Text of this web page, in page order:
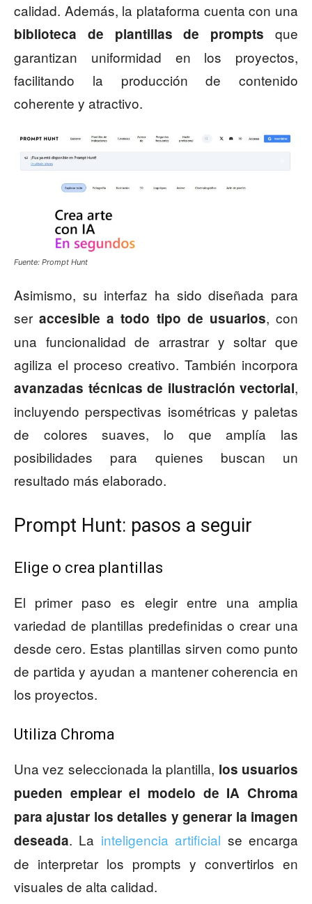
calidad. Además, la plataforma cuenta con una
biblioteca de plantillas de prompts que
garantizan uniformidad en los proyectos,
facilitando la producción de contenido
coherente y atractivo.
Fuente: Prompt Hunt
Asimismo, su interfaz ha sido diseñada para
ser accesible a todo tipo de usuarios, con
una funcionalidad de arrastrar y soltar que
agiliza el proceso creativo. También incorpora
avanzadas técnicas de ilustración vectorial,
incluyendo perspectivas isométricas y paletas
de colores suaves, lo que amplía las
posibilidades para quienes buscan un
resultado más elaborado.
Prompt Hunt: pasos a seguir
Elige o crea plantillas
El primer paso es elegir entre una amplia
variedad de plantillas predefinidas o crear una
desde cero. Estas plantillas sirven como punto
de partida y ayudan a mantener coherencia en
los proyectos.
Utiliza Chroma
Una vez seleccionada la plantilla, los usuarios
pueden emplear el modelo de IA Chroma
para ajustar los detalles y generar la imagen
deseada. La inteligencia artificial se encarga
de interpretar los prompts y convertirlos en
visuales de alta calidad.